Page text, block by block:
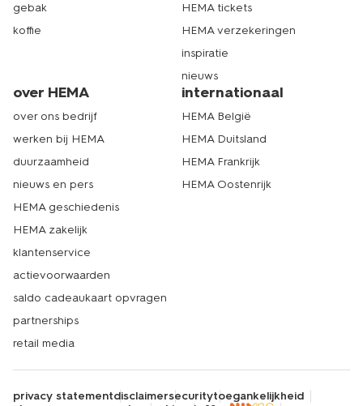
gebak
koffie
HEMA tickets
HEMA verzekeringen
inspiratie
nieuws
over HEMA
over ons bedrijf
werken bij HEMA
duurzaamheid
nieuws en pers
HEMA geschiedenis
HEMA zakelijk
klantenservice
actievoorwaarden
saldo cadeaukaart opvragen
partnerships
retail media
internationaal
HEMA België
HEMA Duitsland
HEMA Frankrijk
HEMA Oostenrijk
privacy statementdisclaimersecuritytoegankelijkheid